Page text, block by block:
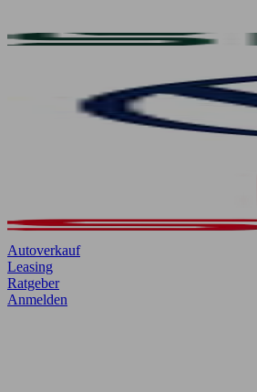
Autoverkauf
Leasing
Ratgeber
Anmelden